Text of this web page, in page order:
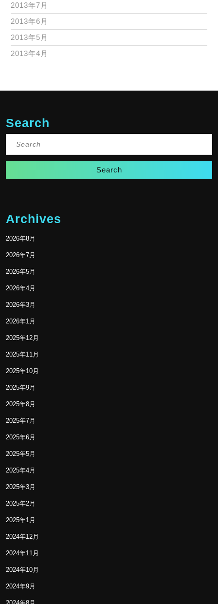
2013年7月
2013年6月
2013年5月
2013年4月
Search
Archives
2026年8月
2026年7月
2026年5月
2026年4月
2026年3月
2026年1月
2025年12月
2025年11月
2025年10月
2025年9月
2025年8月
2025年7月
2025年6月
2025年5月
2025年4月
2025年3月
2025年2月
2025年1月
2024年12月
2024年11月
2024年10月
2024年9月